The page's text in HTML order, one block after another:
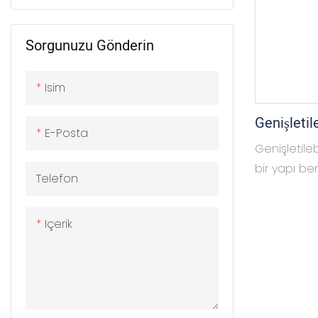
Sorgunuzu Gönderin
Isim
E-Posta
Telefon
Içerik
Katlanır
bir yapı